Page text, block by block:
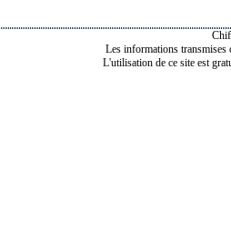
Les informations transmises
L'utilisation de ce site est